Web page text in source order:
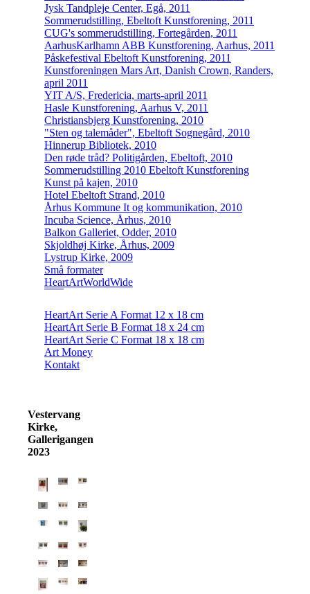
Jysk Tandpleje Center, Egå, 2011
Sommerudstilling, Ebeltoft Kunstforening, 2011
CUG's sommerudstilling, Fortegården, 2011
AarhusKarlhamn ABB Kunstforening, Aarhus, 2011
Påskefestival Ebeltoft Kunstforening, 2011
Kunstforeningen Mars Art, Danish Crown, Randers,
april 2011
YIT A/S, Fredericia, marts-april 2011
Hasle Kunstforening, Aarhus V, 2011
Christiansbjerg Kunstforening, 2010
"Sten og talemåder", Ebeltoft Sognegård, 2010
Hinnerup Bibliotek, 2010
Den røde tråd? Politigården, Ebeltoft, 2010
Sommerudstilling 2010 Ebeltoft Kunstforening
Kunst på kajen, 2010
Hotel Ebeltoft Strand, 2010
Århus Kommune It og kommunikation, 2010
Incuba Science, Århus, 2010
Balkon Galleriet, Odder, 2010
Skjoldhøj Kirke, Århus, 2009
Lystrup Kirke, 2009
Små formater
HeartArtWorldWide
HeartArt Serie A Format 12 x 18 cm
HeartArt Serie B Format 18 x 24 cm
HeartArt Serie C Format 18 x 18 cm
Art Money
Kontakt
Vestervang
Kirke,
Gallerigangen
2023